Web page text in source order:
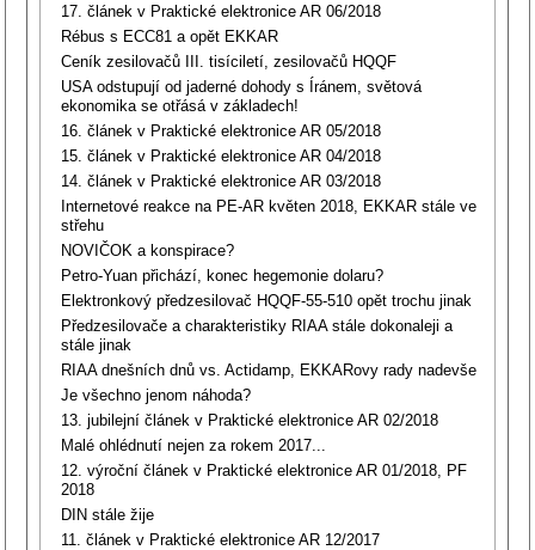
17. článek v Praktické elektronice AR 06/2018
Rébus s ECC81 a opět EKKAR
Ceník zesilovačů III. tisíciletí, zesilovačů HQQF
USA odstupují od jaderné dohody s Íránem, světová
ekonomika se otřásá v základech!
16. článek v Praktické elektronice AR 05/2018
15. článek v Praktické elektronice AR 04/2018
14. článek v Praktické elektronice AR 03/2018
Internetové reakce na PE-AR květen 2018, EKKAR stále ve
střehu
NOVIČOK a konspirace?
Petro-Yuan přichází, konec hegemonie dolaru?
Elektronkový předzesilovač HQQF-55-510 opět trochu jinak
Předzesilovače a charakteristiky RIAA stále dokonaleji a
stále jinak
RIAA dnešních dnů vs. Actidamp, EKKARovy rady nadevše
Je všechno jenom náhoda?
13. jubilejní článek v Praktické elektronice AR 02/2018
Malé ohlédnutí nejen za rokem 2017...
12. výroční článek v Praktické elektronice AR 01/2018, PF
2018
DIN stále žije
11. článek v Praktické elektronice AR 12/2017